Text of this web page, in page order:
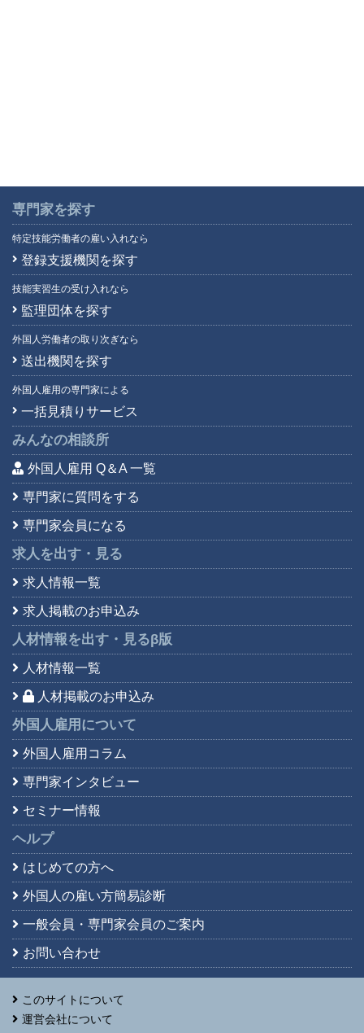
専門家を探す
特定技能労働者の雇い入れなら
登録支援機関を探す
技能実習生の受け入れなら
監理団体を探す
外国人労働者の取り次ぎなら
送出機関を探す
外国人雇用の専門家による
一括見積りサービス
みんなの相談所
外国人雇用 Q＆A 一覧
専門家に質問をする
専門家会員になる
求人を出す・見る
求人情報一覧
求人掲載のお申込み
人材情報を出す・見るβ版
人材情報一覧
人材掲載のお申込み
外国人雇用について
外国人雇用コラム
専門家インタビュー
セミナー情報
ヘルプ
はじめての方へ
外国人の雇い方簡易診断
一般会員・専門家会員のご案内
お問い合わせ
このサイトについて
運営会社について